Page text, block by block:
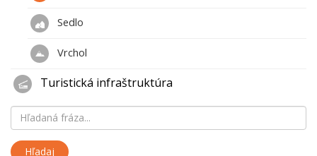
Sedlo
Vrchol
Turistická infraštruktúra